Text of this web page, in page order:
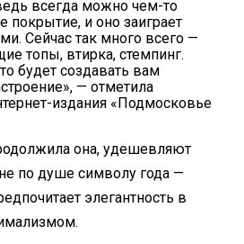
всегда можно чем-то
покрытие, и оно заиграет
Сейчас так много всего —
топы, втирка, стемпинг.
будет создавать вам
— отметила
издания «Подмосковье
она, удешевляют
по душе символу года —
элегантность в